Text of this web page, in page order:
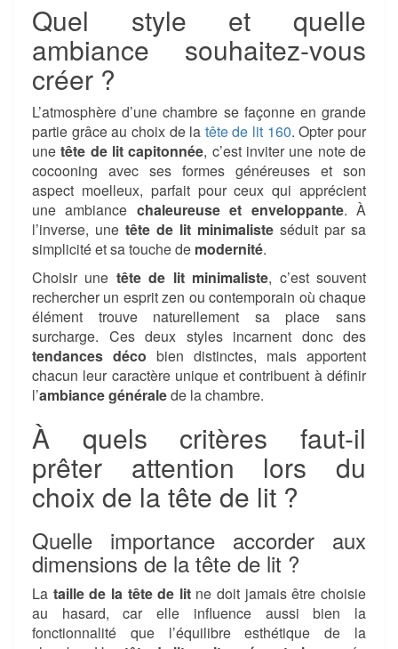
Quel style et quelle
ambiance souhaitez-vous
créer ?
L’atmosphère d’une chambre se façonne en grande
partie grâce au choix de la tête de lit 160. Opter pour
unetête de lit capitonnée, c’est inviter une note de
cocooning avec ses formes généreuses et son
aspect moelleux, parfait pour ceux qui apprécient
une ambiance chaleureuse et enveloppante. À
l’inverse, une tête de lit minimaliste séduit par sa
simplicité et sa touche de modernité.
Choisir une tête de lit minimaliste, c’est souvent
rechercher un esprit zen ou contemporain où chaque
élément trouve naturellement sa place sans
surcharge. Ces deux styles incarnent donc des
tendances déco bien distinctes, mais apportent
chacun leur caractère unique et contribuent à définir
l’ambiance généralede la chambre.
À quels critères faut-il
prêter attention lors du
choix de la tête de lit ?
Quelle importance accorder aux
dimensions de la tête de lit ?
La taille de la tête de litne doit jamais être choisie
au hasard, car elle influence aussi bien la
fonctionnalité que l’équilibre esthétique de la